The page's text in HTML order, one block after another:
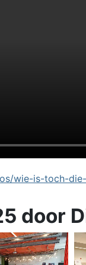
wie-is-toch-
door